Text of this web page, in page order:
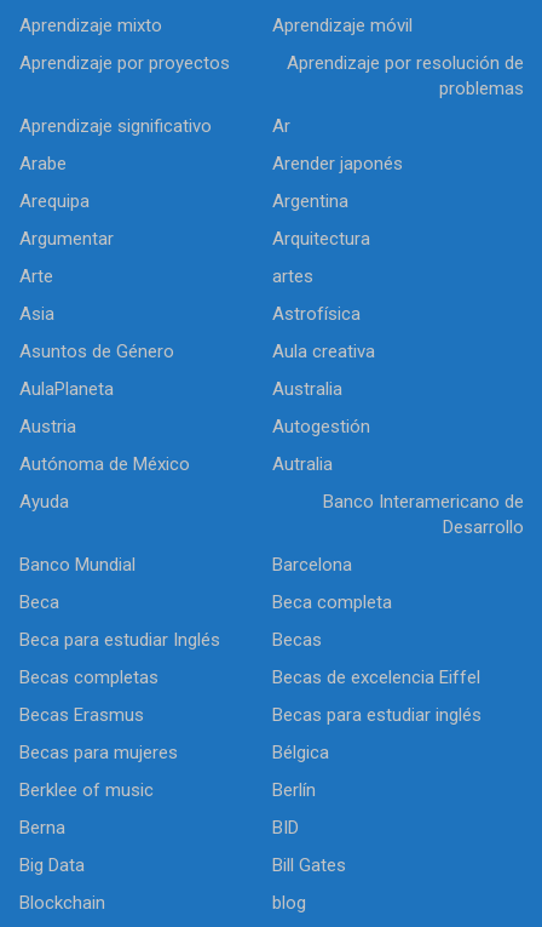
Aprendizaje mixto
Aprendizaje móvil
Aprendizaje por proyectos
Aprendizaje por resolución de
problemas
Aprendizaje significativo
Ar
Arabe
Arender japonés
Arequipa
Argentina
Argumentar
Arquitectura
Arte
artes
Asia
Astrofísica
Asuntos de Género
Aula creativa
AulaPlaneta
Australia
Austria
Autogestión
Autónoma de México
Autralia
Ayuda
Banco Interamericano de
Desarrollo
Banco Mundial
Barcelona
Beca
Beca completa
Beca para estudiar Inglés
Becas
Becas completas
Becas de excelencia Eiffel
Becas Erasmus
Becas para estudiar inglés
Becas para mujeres
Bélgica
Berklee of music
Berlín
Berna
BID
Big Data
Bill Gates
Blockchain
blog